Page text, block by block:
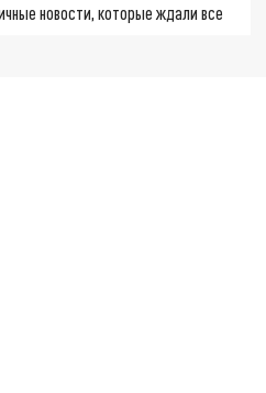
новости, которые ждали все